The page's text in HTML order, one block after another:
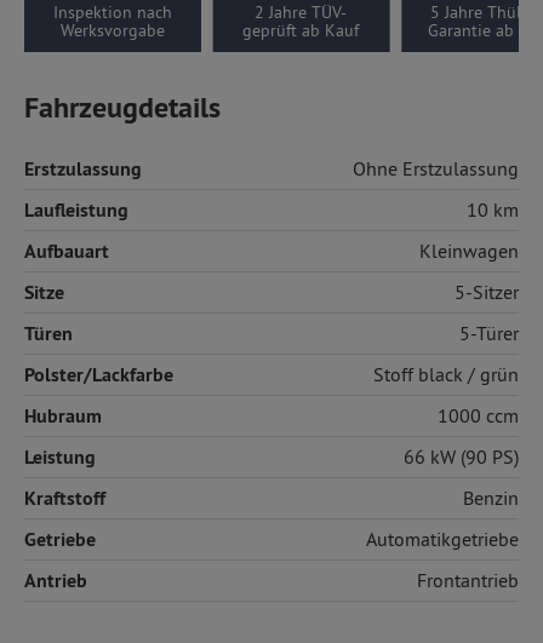
Inspektion nach
Werksvorgabe
2 Jahre TÜV-
geprüft ab Kauf
5 Jahre Thüllen-
Garantie ab Kauf
Fahrzeugdetails
Erstzulassung Ohne Erstzulassung
Laufleistung 10 km
Aufbauart Kleinwagen
Sitze 5-Sitzer
Türen 5-Türer
Polster/Lackfarbe Stoffblack / grün
Hubraum 1000 ccm
Leistung 66 kW (90 PS)
Kraftstoff Benzin
Getriebe Automatikgetriebe
Antrieb Frontantrieb